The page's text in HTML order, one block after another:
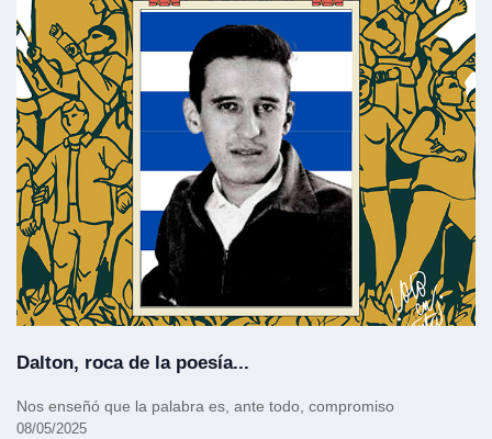
Dalton, roca de la poesía...
Nos enseñó que la palabra es, ante todo, compromiso
08/05/2025